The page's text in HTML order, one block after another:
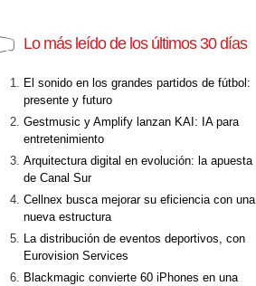
Lo más leído de los últimos 30 días
El sonido en los grandes partidos de fútbol:
presente y futuro
Gestmusic y Amplify lanzan KAI: IA para
entretenimiento
Arquitectura digital en evolución: la apuesta
de Canal Sur
Cellnex busca mejorar su eficiencia con una
nueva estructura
La distribución de eventos deportivos, con
Eurovision Services
Blackmagic convierte 60 iPhones en una